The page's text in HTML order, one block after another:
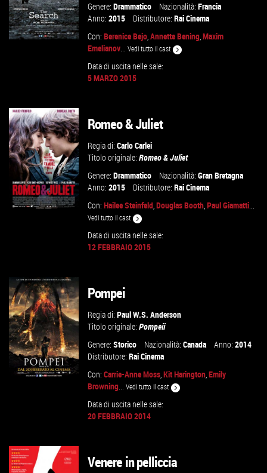
VAI ALLA SCHEDA
Genere:Drammatico Nazionalità:Francia
Anno:2015 Distributore:Rai Cinema
Con:Berenice Bejo,Annette Bening,Maxim
Emelianov...Vedi tutto il cast
Data di uscita nelle sale:
5 MARZO 2015
VAI ALLA SCHEDA
Romeo & Juliet
Regia di:Carlo Carlei
Titolo originale:Romeo & Juliet
Genere:Drammatico Nazionalità:Gran Bretagna
Anno:2015 Distributore:Rai Cinema
Con:Hailee Steinfeld,Douglas Booth,Paul Giamatti...
Vedi tutto il cast
Data di uscita nelle sale:
12 FEBBRAIO 2015
Pompei
Regia di:Paul W.S. Anderson
Titolo originale:Pompeii
Genere:Storico Nazionalità:Canada Anno:2014
Distributore:Rai Cinema
Con:Carrie-Anne Moss,Kit Harington,Emily
Browning...Vedi tutto il cast
Data di uscita nelle sale:
20 FEBBRAIO 2014
Venere in pelliccia